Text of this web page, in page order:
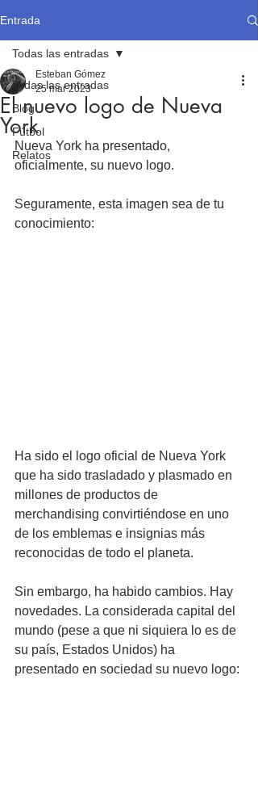
Entrada
Todas las entradas
Blog
Fútbol
Relatos
Todas las entradas
El nuevo logo de Nueva
York
Esteban Gómez
25 mar 2023
Nueva York ha presentado,
oficialmente, su nuevo logo.
Seguramente, esta imagen sea de tu
conocimiento:
Ha sido el logo oficial de Nueva York
que ha sido trasladado y plasmado en
millones de productos de
merchandising convirtiéndose en uno
de los emblemas e insignias más
reconocidas de todo el planeta.
Sin embargo, ha habido cambios. Hay
novedades. La considerada capital del
mundo (pese a que ni siquiera lo es de
su país, Estados Unidos) ha
presentado en sociedad su nuevo logo: